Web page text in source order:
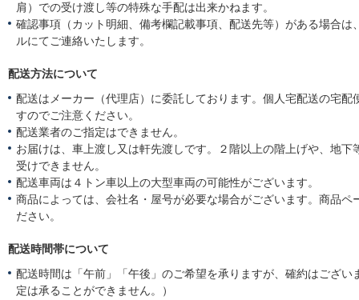
肩）での受け渡し等の特殊な手配は出来かねます。
確認事項（カット明細、備考欄記載事項、配送先等）がある場合は
ルにてご連絡いたします。
配送方法について
配送はメーカー（代理店）に委託しております。個人宅配送の宅配
すのでご注意ください。
配送業者のご指定はできません。
お届けは、車上渡し又は軒先渡しです。２階以上の階上げや、地下
受けできません。
配送車両は４トン車以上の大型車両の可能性がございます。
商品によっては、会社名・屋号が必要な場合がございます。商品ペ
ださい。
配送時間帯について
配送時間は「午前」「午後」のご希望を承りますが、確約はござい
定は承ることができません。）